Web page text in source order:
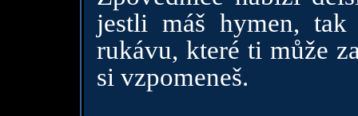
jestli máš hymen,
rukávu, které ti může
si vzpomeneš.